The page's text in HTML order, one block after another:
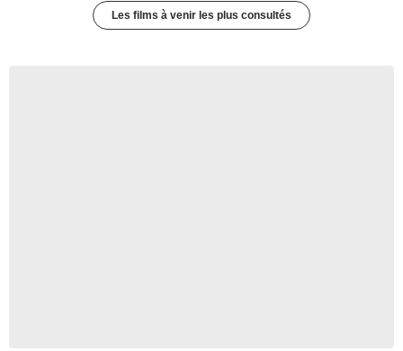
Les films à venir les plus consultés